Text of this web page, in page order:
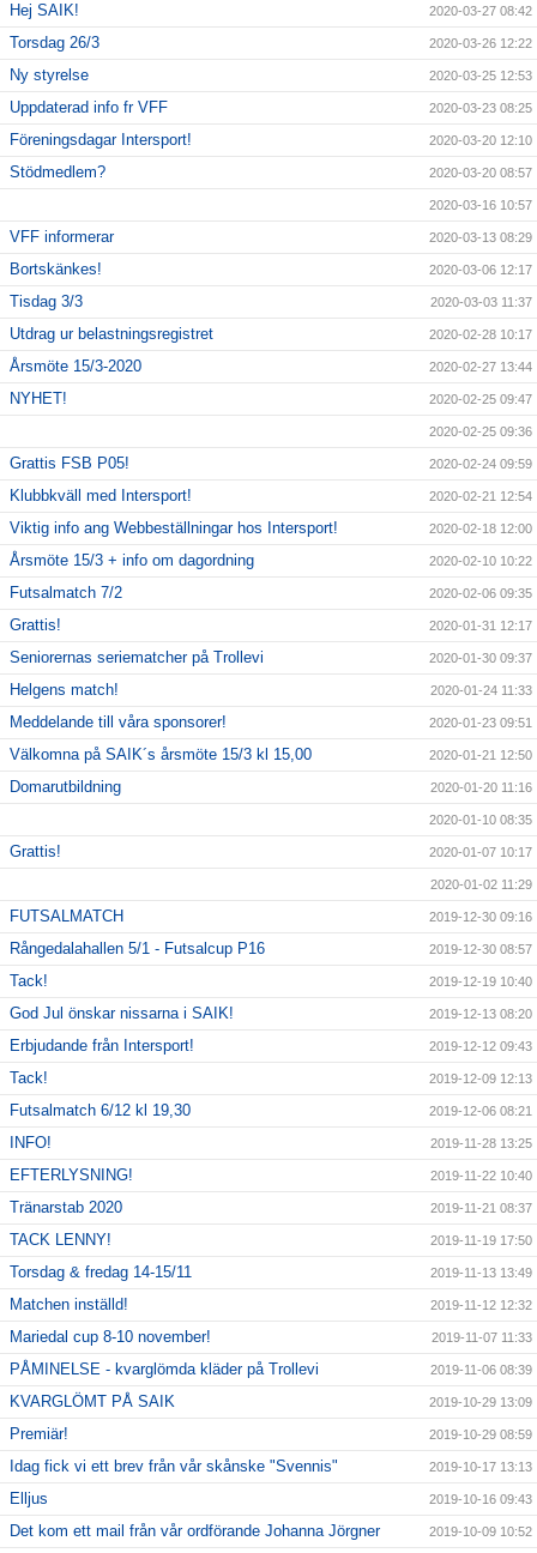
Hej SAIK! 2020-03-27 08:42
Torsdag 26/3 2020-03-26 12:22
Ny styrelse 2020-03-25 12:53
Uppdaterad info fr VFF 2020-03-23 08:25
Föreningsdagar Intersport! 2020-03-20 12:10
Stödmedlem? 2020-03-20 08:57
2020-03-16 10:57
VFF informerar 2020-03-13 08:29
Bortskänkes! 2020-03-06 12:17
Tisdag 3/3 2020-03-03 11:37
Utdrag ur belastningsregistret 2020-02-28 10:17
Årsmöte 15/3-2020 2020-02-27 13:44
NYHET! 2020-02-25 09:47
2020-02-25 09:36
Grattis FSB P05! 2020-02-24 09:59
Klubbkväll med Intersport! 2020-02-21 12:54
Viktig info ang Webbeställningar hos Intersport! 2020-02-18 12:00
Årsmöte 15/3 + info om dagordning 2020-02-10 10:22
Futsalmatch 7/2 2020-02-06 09:35
Grattis! 2020-01-31 12:17
Seniorernas seriematcher på Trollevi 2020-01-30 09:37
Helgens match! 2020-01-24 11:33
Meddelande till våra sponsorer! 2020-01-23 09:51
Välkomna på SAIK´s årsmöte 15/3 kl 15,00 2020-01-21 12:50
Domarutbildning 2020-01-20 11:16
2020-01-10 08:35
Grattis! 2020-01-07 10:17
2020-01-02 11:29
FUTSALMATCH 2019-12-30 09:16
Rångedalahallen 5/1 - Futsalcup P16 2019-12-30 08:57
Tack! 2019-12-19 10:40
God Jul önskar nissarna i SAIK! 2019-12-13 08:20
Erbjudande från Intersport! 2019-12-12 09:43
Tack! 2019-12-09 12:13
Futsalmatch 6/12 kl 19,30 2019-12-06 08:21
INFO! 2019-11-28 13:25
EFTERLYSNING! 2019-11-22 10:40
Tränarstab 2020 2019-11-21 08:37
TACK LENNY! 2019-11-19 17:50
Torsdag & fredag 14-15/11 2019-11-13 13:49
Matchen inställd! 2019-11-12 12:32
Mariedal cup 8-10 november! 2019-11-07 11:33
PÅMINELSE - kvarglömda kläder på Trollevi 2019-11-06 08:39
KVARGLÖMT PÅ SAIK 2019-10-29 13:09
Premiär! 2019-10-29 08:59
Idag fick vi ett brev från vår skånske "Svennis" 2019-10-17 13:13
Elljus 2019-10-16 09:43
Det kom ett mail från vår ordförande Johanna Jörgner 2019-10-09 10:52